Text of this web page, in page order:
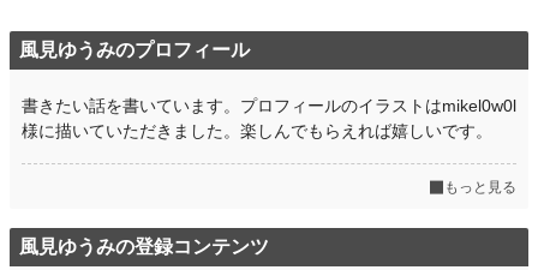
風見ゆうみのプロフィール
書きたい話を書いています。プロフィールのイラストはmikel0w0l
様に描いていただきました。楽しんでもらえれば嬉しいです。
もっと見る
風見ゆうみの登録コンテンツ